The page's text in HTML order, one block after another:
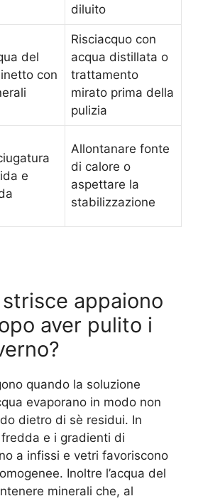
diluito
del
con
Risciacquo con
acqua distillata o
trattamento
mirato prima della
pulizia
e
Allontanare fonte
di calore o
aspettare la
stabilizzazione
appaiono
aver pulito i
quando la soluzione
evaporano in modo non
dietro di sè residui. In
fredda e i gradienti di
a infissi e vetri favoriscono
Inoltre l’acqua del
minerali che, al